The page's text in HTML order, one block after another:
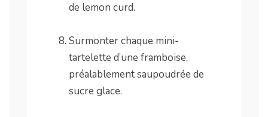
de lemon curd.
Surmonter chaque mini-
tartelette d’une framboise,
préalablement saupoudrée de
sucre glace.